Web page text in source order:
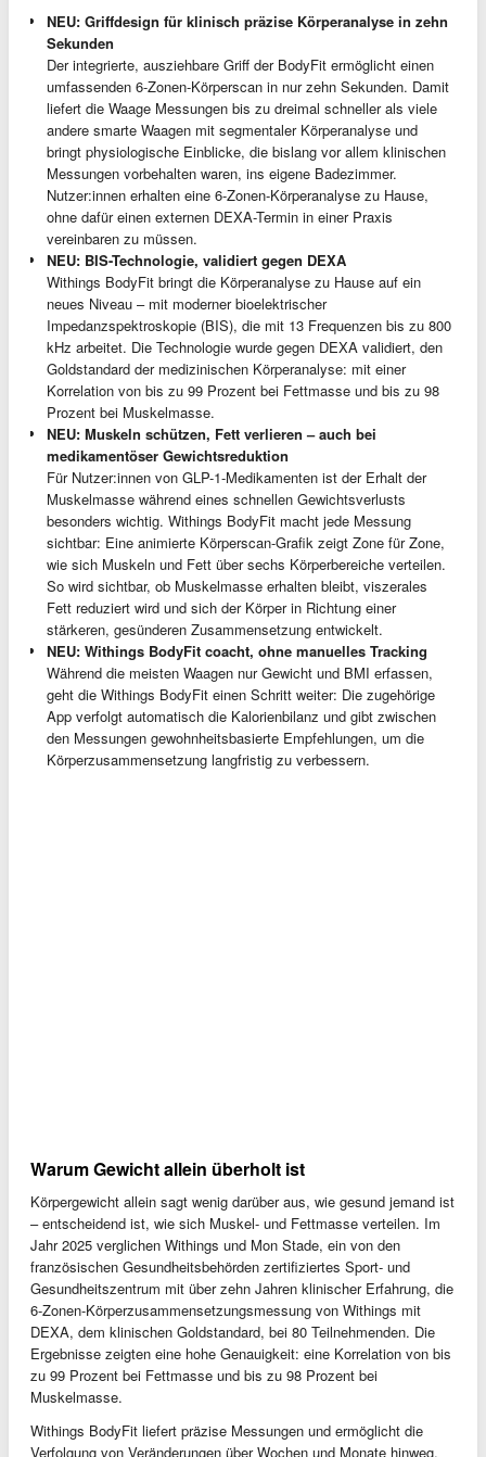
NEU: Griffdesign für klinisch präzise Körperanalyse in zehn
Sekunden
Der integrierte, ausziehbare Griff der BodyFit ermöglicht einen
umfassenden 6-Zonen-Körperscan in nur zehn Sekunden. Damit
liefert die Waage Messungen bis zu dreimal schneller als viele
andere smarte Waagen mit segmentaler Körperanalyse und
bringt physiologische Einblicke, die bislang vor allem klinischen
Messungen vorbehalten waren, ins eigene Badezimmer.
Nutzer:innen erhalten eine 6-Zonen-Körperanalyse zu Hause,
ohne dafür einen externen DEXA-Termin in einer Praxis
vereinbaren zu müssen.
NEU: BIS-Technologie, validiert gegen DEXA
Withings BodyFit bringt die Körperanalyse zu Hause auf ein
neues Niveau – mit moderner bioelektrischer
Impedanzspektroskopie (BIS), die mit 13 Frequenzen bis zu 800
kHz arbeitet. Die Technologie wurde gegen DEXA validiert, den
Goldstandard der medizinischen Körperanalyse: mit einer
Korrelation von bis zu 99 Prozent bei Fettmasse und bis zu 98
Prozent bei Muskelmasse.
NEU: Muskeln schützen, Fett verlieren – auch bei
medikamentöser Gewichtsreduktion
Für Nutzer:innen von GLP-1-Medikamenten ist der Erhalt der
Muskelmasse während eines schnellen Gewichtsverlusts
besonders wichtig. Withings BodyFit macht jede Messung
sichtbar: Eine animierte Körperscan-Grafik zeigt Zone für Zone,
wie sich Muskeln und Fett über sechs Körperbereiche verteilen.
So wird sichtbar, ob Muskelmasse erhalten bleibt, viszerales
Fett reduziert wird und sich der Körper in Richtung einer
stärkeren, gesünderen Zusammensetzung entwickelt.
NEU: Withings BodyFit coacht, ohne manuelles Tracking
Während die meisten Waagen nur Gewicht und BMI erfassen,
geht die Withings BodyFit einen Schritt weiter: Die zugehörige
App verfolgt automatisch die Kalorienbilanz und gibt zwischen
den Messungen gewohnheitsbasierte Empfehlungen, um die
Körperzusammensetzung langfristig zu verbessern.
Warum Gewicht allein überholt ist
Körpergewicht allein sagt wenig darüber aus, wie gesund jemand ist
– entscheidend ist, wie sich Muskel- und Fettmasse verteilen. Im
Jahr 2025 verglichen Withings und Mon Stade, ein von den
französischen Gesundheitsbehörden zertifiziertes Sport- und
Gesundheitszentrum mit über zehn Jahren klinischer Erfahrung, die
6-Zonen-Körperzusammensetzungsmessung von Withings mit
DEXA, dem klinischen Goldstandard, bei 80 Teilnehmenden. Die
Ergebnisse zeigten eine hohe Genauigkeit: eine Korrelation von bis
zu 99 Prozent bei Fettmasse und bis zu 98 Prozent bei
Muskelmasse.
Withings BodyFit liefert präzise Messungen und ermöglicht die
Verfolgung von Veränderungen über Wochen und Monate hinweg.